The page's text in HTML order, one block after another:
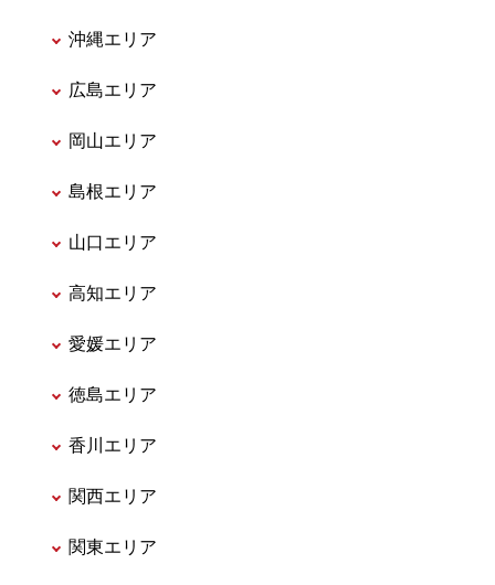
沖縄エリア
広島エリア
岡山エリア
島根エリア
山口エリア
高知エリア
愛媛エリア
徳島エリア
香川エリア
関西エリア
関東エリア